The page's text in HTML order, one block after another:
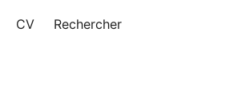
CV Rechercher